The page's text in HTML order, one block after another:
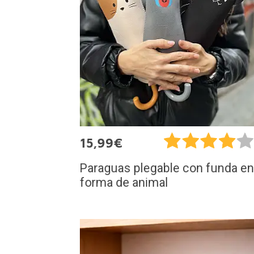
15,99€
Paraguas plegable con funda en
forma de animal